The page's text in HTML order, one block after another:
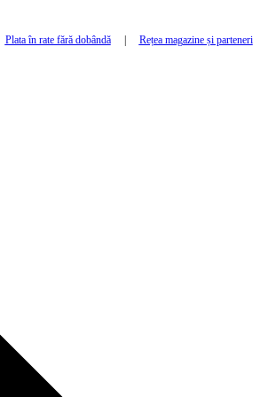
Plata în rate fără dobândă| Rețea magazine și parteneri